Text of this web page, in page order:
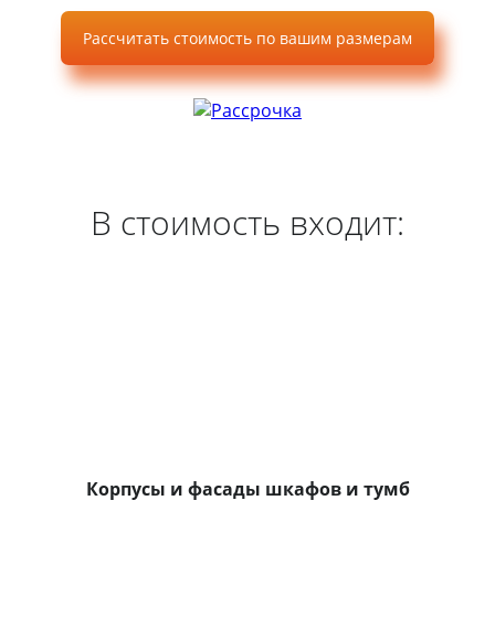
Рассчитать стоимость по вашим размерам
В стоимость входит:
Корпусы и фасады шкафов и тумб